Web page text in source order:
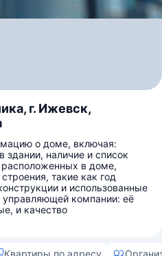
г. Ижевск,
о доме, включая:
здании, наличие и список
расположенных в доме,
такие как год
и использованные
компании: её
и качество
Квартиры по адресу